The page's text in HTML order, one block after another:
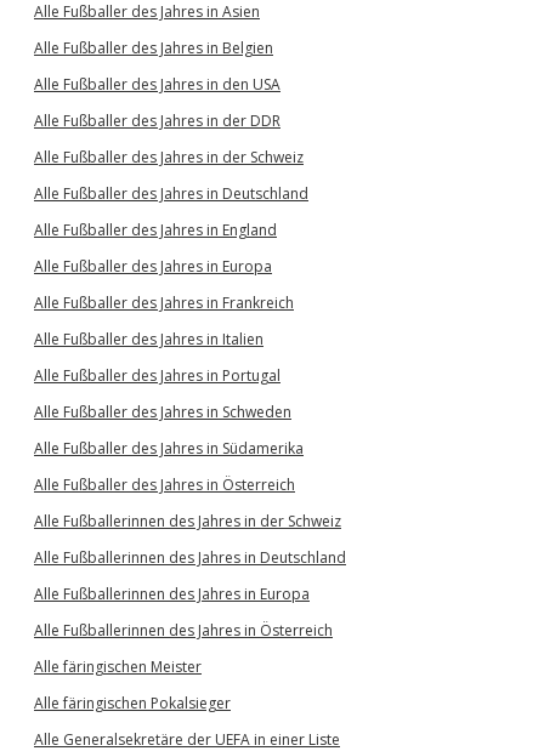
Alle Fußballer des Jahres in Asien
Alle Fußballer des Jahres in Belgien
Alle Fußballer des Jahres in den USA
Alle Fußballer des Jahres in der DDR
Alle Fußballer des Jahres in der Schweiz
Alle Fußballer des Jahres in Deutschland
Alle Fußballer des Jahres in England
Alle Fußballer des Jahres in Europa
Alle Fußballer des Jahres in Frankreich
Alle Fußballer des Jahres in Italien
Alle Fußballer des Jahres in Portugal
Alle Fußballer des Jahres in Schweden
Alle Fußballer des Jahres in Südamerika
Alle Fußballer des Jahres in Österreich
Alle Fußballerinnen des Jahres in der Schweiz
Alle Fußballerinnen des Jahres in Deutschland
Alle Fußballerinnen des Jahres in Europa
Alle Fußballerinnen des Jahres in Österreich
Alle färingischen Meister
Alle färingischen Pokalsieger
Alle Generalsekretäre der UEFA in einer Liste